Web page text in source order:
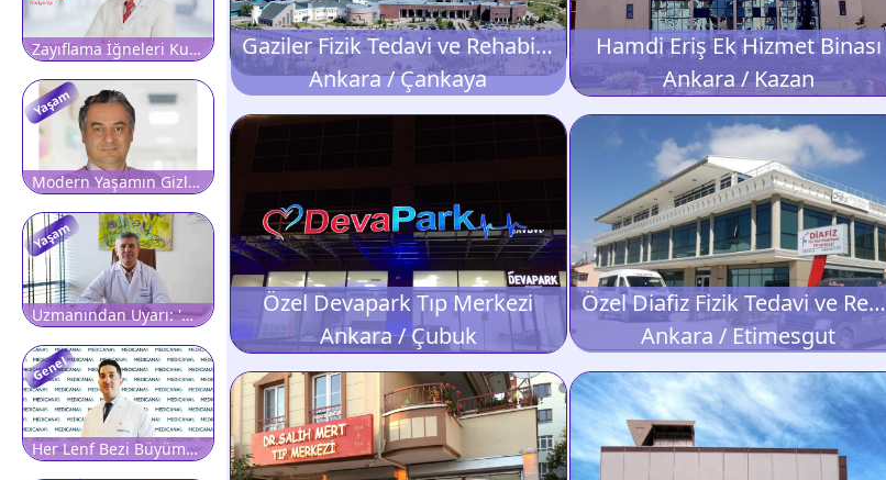
Zayıflama İğneleri Kullanmadan Önce Ve Sonrasında Radyolojik Değerlendirmenin Önemi
Yaşam
Modern Yaşamın Gizli Tehlikesi Tükenmişlik Sendromu: 'Dinlenmek Bile Yetmiyorsa Dikkat'
Yaşam
Uzmanından Uyarı: 'Menopoz Dönemindeki Karın Ağrısını Hafife Almayın'
Genel
Her Lenf Bezi Büyümesi Kanser Değildir, Ancak İhmal Edilmemelidir
Gaziler Fizik Tedavi ve Rehabilitasyon Eğitim ve Araştırma Hastanesi
Ankara / Çankaya
Hamdi Eriş Ek Hizmet Binası
Ankara / Kazan
Özel Devapark Tıp Merkezi
Ankara / Çubuk
Özel Diafiz Fizik Tedavi ve Rehabilitasyon Merkezi
Ankara / Etimesgut